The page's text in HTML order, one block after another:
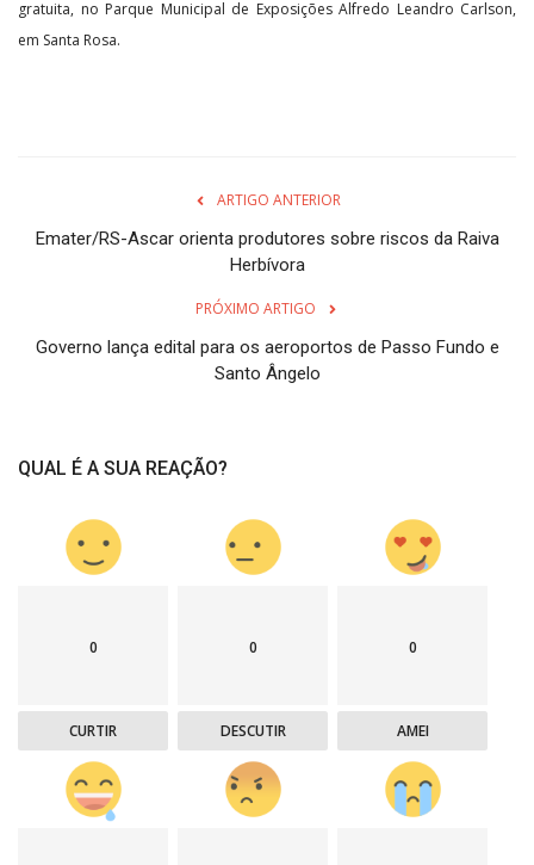
gratuita, no Parque Municipal de Exposições Alfredo Leandro Carlson,
em Santa Rosa.
ARTIGO ANTERIOR
Emater/RS-Ascar orienta produtores sobre riscos da Raiva
Herbívora
PRÓXIMO ARTIGO
Governo lança edital para os aeroportos de Passo Fundo e
Santo Ângelo
QUAL É A SUA REAÇÃO?
0
CURTIR
0
DESCUTIR
0
AMEI